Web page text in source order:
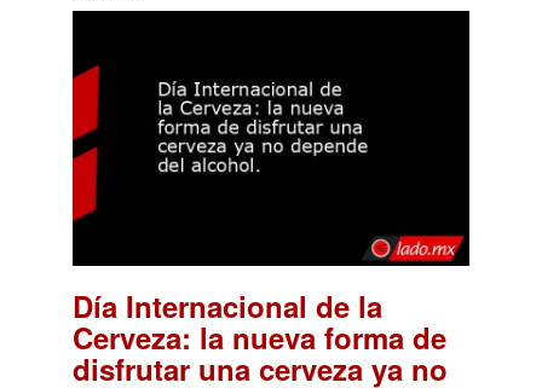
Día Internacional de la
Cerveza: la nueva forma de
disfrutar una cerveza ya no